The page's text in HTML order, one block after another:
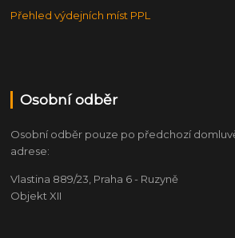
Přehled výdejních míst PPL
Osobní odběr
Osobní odběr pouze po předchozí
adrese:
Vlastina 889/23, Praha 6 - Ruzyně
Objekt XII